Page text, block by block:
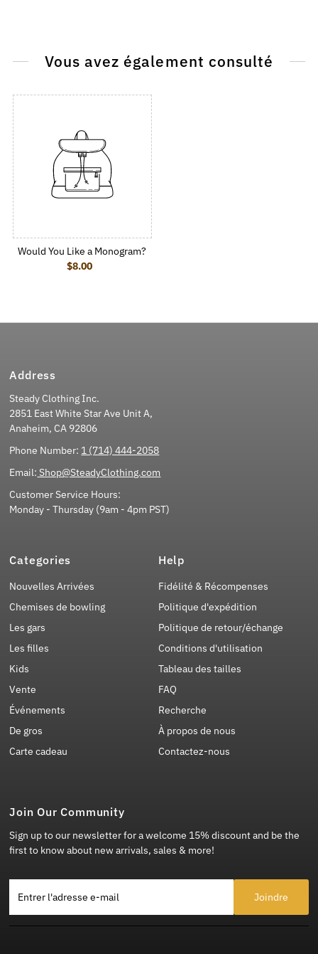
Vous avez également consulté
Would You Like a Monogram?
Regular Price
$8.00
Address
Steady Clothing Inc.
2851 East White Star Ave Unit A,
Anaheim, CA 92806
Phone Number: 1 (714) 444-2058
Email: Shop@SteadyClothing.com
Customer Service Hours:
Monday - Thursday (9am - 4pm PST)
Categories
Nouvelles Arrivées
Chemises de bowling
Les gars
Les filles
Kids
Vente
Événements
De gros
Carte cadeau
Help
Fidélité & Récompenses
Politique d'expédition
Politique de retour/échange
Conditions d'utilisation
Tableau des tailles
FAQ
Recherche
À propos de nous
Contactez-nous
Join Our Community
Sign up to our newsletter for a welcome 15% discount and be the
first to know about new arrivals, sales & more!